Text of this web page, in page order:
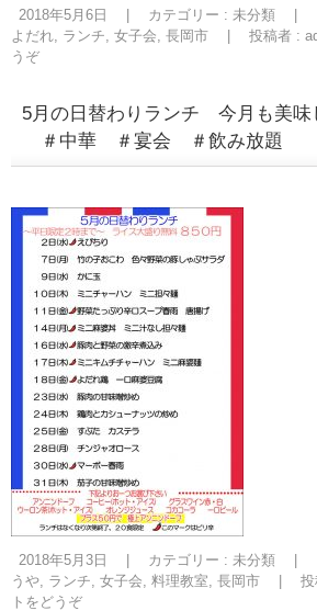
2018年5月6日 カテゴリー : 未分類
よだれ, ランチ, 女子会, 長岡市 投稿者 :
うぞ
5月の日替わりランチ 今月も
＃中華 ＃宴会 ＃飲み放題
2018年5月3日 カテゴリー : 未分類
うや, ランチ, 女子会, 料理教室, 長岡市
トをどうぞ